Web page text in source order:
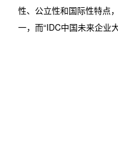
性、公立性和国际性特点
一，而“IDC中国未来企业